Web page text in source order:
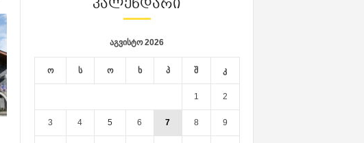
ᲙᲐᲚᲔᲜᲓᲐᲠᲘ
აგვისტო 2026
ო ს ო ხ პ შ კ
1 2
3 4 5 6 7 8 9